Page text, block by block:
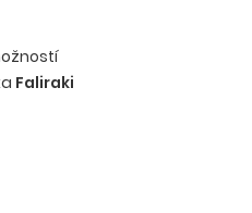
Faliraki